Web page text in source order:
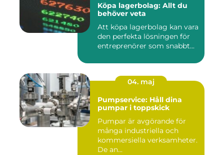
Köpa lagerbolag: Allt du
behöver veta
Att köpa lagerbolag kan vara
den perfekta lösningen för
entreprenörer som snabbt...
04. maj
Pumpservice: Håll dina
pumpar i toppskick
Pumpar är avgörande för
många industriella och
kommersiella verksamheter.
De an...